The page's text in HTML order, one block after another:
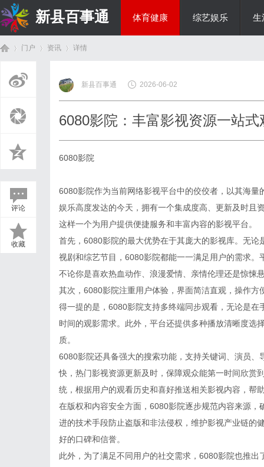
新县百事通 体育健康 综艺娱乐 生
门户 资讯
›
详情
评论
收藏
新县百事通 2026-06-02
6080影院：丰富影视资源一站
6080影院
6080影院作为当前网络影视平台中的佼佼者，以其海
娱乐高度发达的今天，拥有一个集成度高、更新及时且
这样一个为用户提供便捷服务和丰富内容的影视平台。
首先，6080影院的最大优势在于其庞大的影视库。无
视剧和综艺节目，6080影院都能一一满足用户的需求
不论你是喜欢热血动作、浪漫爱情、亲情伦理还是惊悚
其次，6080影院注重用户体验，界面简洁直观，操作
得一提的是，6080影院支持多终端同步观看，无论是
时间的观影需求。此外，平台还提供多种播放清晰度选
质。
6080影院还具备强大的搜索功能，支持关键词、演员
快，热门影视资源更新及时，保障观众能第一时间欣赏
统，根据用户的观看历史和喜好推送相关影视内容，帮
在版权和内容安全方面，6080影院逐步规范内容来源
进的技术手段防止盗版和非法侵权，维护影视产业链的
好的口碑和信誉。
此外，为了满足不同用户的社交需求，6080影院也推